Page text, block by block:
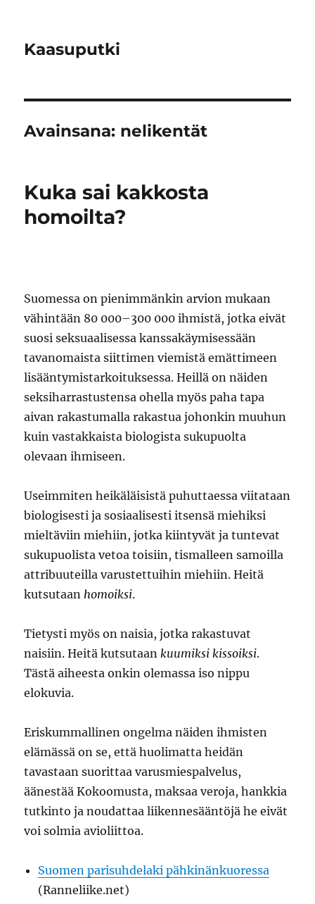
Kaasuputki
Avainsana: nelikentät
Kuka sai kakkosta
homoilta?
Suomessa on pienimmänkin arvion mukaan
vähintään 80 000–300 000 ihmistä, jotka eivät
suosi seksuaalisessa kanssakäymisessään
tavanomaista siittimen viemistä emättimeen
lisääntymistarkoituksessa. Heillä on näiden
seksiharrastustensa ohella myös paha tapa
aivan rakastumalla rakastua johonkin muuhun
kuin vastakkaista biologista sukupuolta
olevaan ihmiseen.
Useimmiten heikäläisistä puhuttaessa viitataan
biologisesti ja sosiaalisesti itsensä miehiksi
mieltäviin miehiin, jotka kiintyvät ja tuntevat
sukupuolista vetoa toisiin, tismalleen samoilla
attribuuteilla varustettuihin miehiin. Heitä
kutsutaanhomoiksi.
Tietysti myös on naisia, jotka rakastuvat
naisiin. Heitä kutsutaankuumiksi kissoiksi.
Tästä aiheesta onkin olemassa iso nippu
elokuvia.
Eriskummallinen ongelma näiden ihmisten
elämässä on se, että huolimatta heidän
tavastaan suorittaa varusmiespalvelus,
äänestää Kokoomusta, maksaa veroja, hankkia
tutkinto ja noudattaa liikennesääntöjä he eivät
voi solmia avioliittoa.
Suomen parisuhdelaki pähkinänkuoressa
(Ranneliike.net)